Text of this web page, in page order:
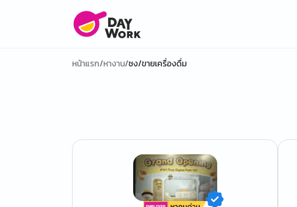
หน้าแรก/หางาน/ชง/ขายเครื่องดื่ม